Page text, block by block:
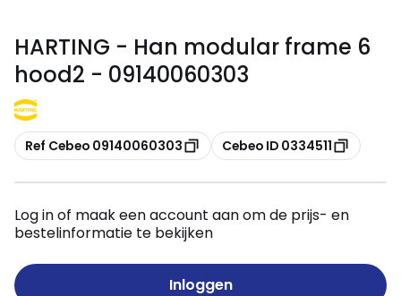
HARTING - Han modular frame 6
hood2 - 09140060303
Kopiëren
Ref Cebeo 09140060303 Kopiëren
Cebeo ID 0334511
Log in of maak een account aan om de prijs- en
bestelinformatie te bekijken
Inloggen